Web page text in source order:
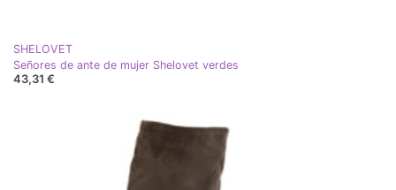
SHELOVET
Señores de ante de mujer Shelovet verdes
43,31 €